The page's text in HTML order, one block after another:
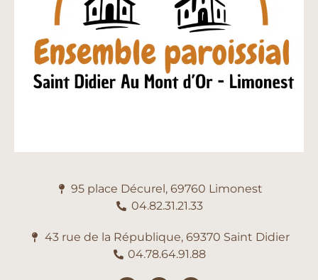
95 place Décurel, 69760 Limonest
04.82.31.21.33
43 rue de la République, 69370 Saint Didier
04.78.64.91.88